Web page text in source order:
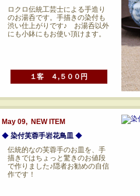
ロクロ伝統工芸士による手造り
のお湯呑です。手描きの染付も
渋い仕上がりです♪ お湯呑以外
にも小鉢にもお使い頂けます。
１客 ４,５００円
May 09, NEW ITEM
◆ 染付芙蓉手岩花鳥皿 ◆
伝統的なの芙蓉手のお皿を、手
描きではちょっと驚きのお値段
で作りました♪隠者お勧めの自信
作です！